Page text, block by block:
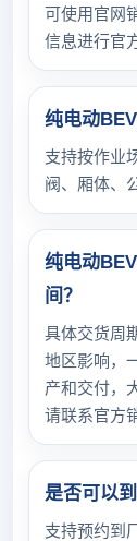
可使用官网
信息进行官
纯电动
支持按作业
阀、厢体、
纯电动
间？
具体交货周
地区影响，
产和交付，
请联系官方
是否可以
支持预约到